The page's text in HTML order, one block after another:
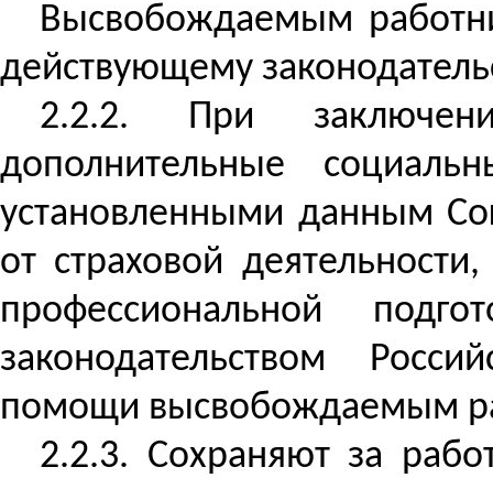
Высвобождаемым
действующему
2.2.2. При
дополнительные
установленными данным
от страховой
профессиональной
законодательством
помощи высвобождаемым
2.2.3. Сохраняют за